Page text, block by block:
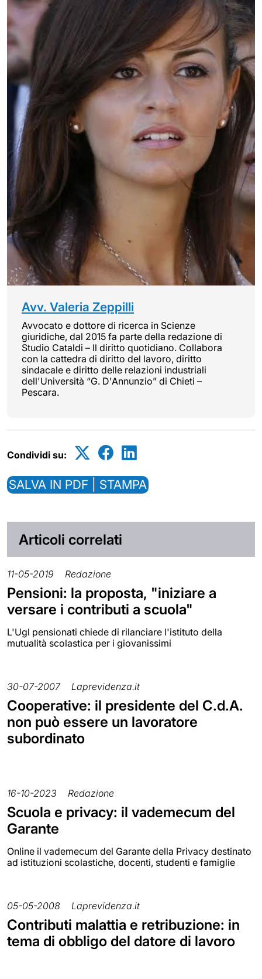
Avv. Valeria Zeppilli
Avvocato e dottore di ricerca in Scienze
giuridiche, dal 2015 fa parte della redazione di
Studio Cataldi – Il diritto quotidiano. Collabora
con la cattedra di diritto del lavoro, diritto
sindacale e diritto delle relazioni industriali
dell'Università “G. D'Annunzio” di Chieti –
Pescara.
Condividi su:
SALVA IN PDF | STAMPA
Articoli correlati
11-05-2019 Redazione
Pensioni: la proposta, "iniziare a
versare i contributi a scuola"
L'Ugl pensionati chiede di rilanciare l'istituto della
mutualità scolastica per i giovanissimi
30-07-2007 Laprevidenza.it
Cooperative: il presidente del C.d.A.
non può essere un lavoratore
subordinato
16-10-2023 Redazione
Scuola e privacy: il vademecum del
Garante
Online il vademecum del Garante della Privacy destinato
ad istituzioni scolastiche, docenti, studenti e famiglie
05-05-2008 Laprevidenza.it
Contributi malattia e retribuzione: in
tema di obbligo del datore di lavoro